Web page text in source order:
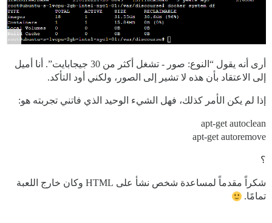
أرى أنه يقول “النوع: صور - تشغل أكثر من 30 جيجابايت”. أنا أميل
إلى الاعتقاد بأن هذه لا تشير إلى الصور، ولكني أود التأكد.
إذا لم يكن الأمر كذلك، فهل الشيء الوحيد الذي فاتني تجربته هو:
apt-get autoclean
apt-get autoremove
؟
شكراً مقدماً لمساعدة شخص نشأ على HTML وكان خارج اللعبة
تمامًا.